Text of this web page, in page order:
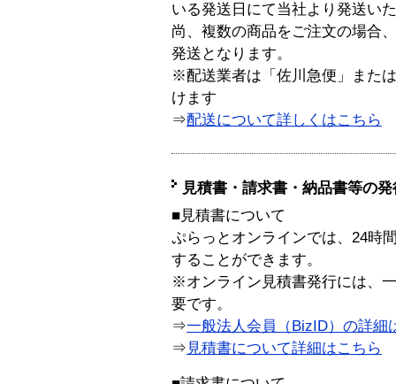
いる発送日にて当社より発送い
尚、複数の商品をご注文の場合
発送となります。
※配送業者は「佐川急便」また
けます
⇒配送について詳しくはこちら
見積書・請求書・納品書等の
■見積書について
ぷらっとオンラインでは、24時
することができます。
※オンライン見積書発行には、
要です。
⇒一般法人会員（BizID）の詳細
⇒ 見積書について詳細はこちら